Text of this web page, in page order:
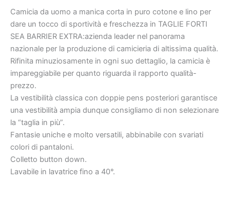
Camicia da uomo a manica corta in puro cotone e lino per
dare un tocco di sportività e freschezza in TAGLIE FORTI
SEA BARRIER EXTRA:azienda leader nel panorama
nazionale per la produzione di camicieria di altissima qualità.
Rifinita minuziosamente in ogni suo dettaglio, la camicia è
impareggiabile per quanto riguarda il rapporto qualità-
prezzo.
La vestibilità classica con doppie pens posteriori garantisce
una vestibilità ampia dunque consigliamo di non selezionare
la “taglia in più”.
Fantasie uniche e molto versatili, abbinabile con svariati
colori di pantaloni.
Colletto button down.
Lavabile in lavatrice fino a 40°.